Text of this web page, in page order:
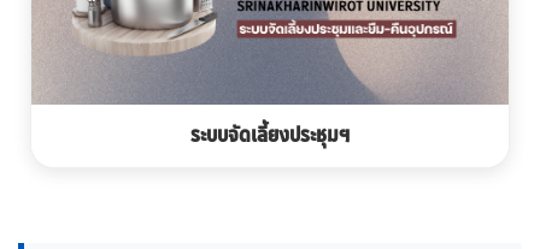
ระบบจัดเลี้ยงประชุมฯ